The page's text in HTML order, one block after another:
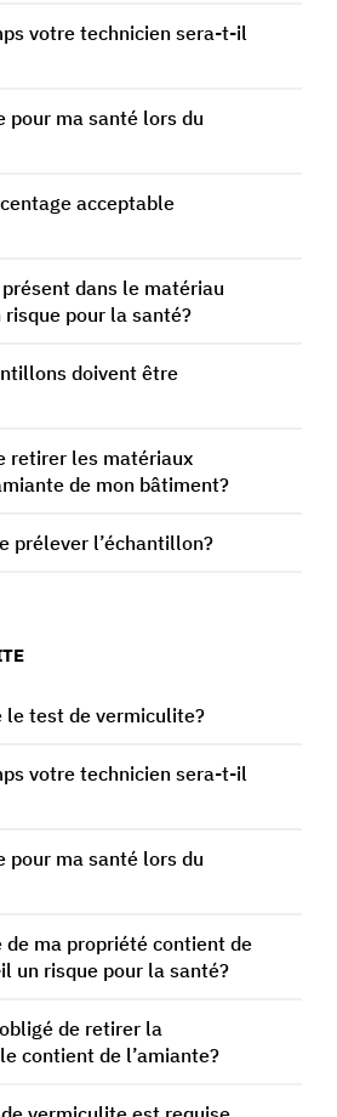
votre technicien sera-t-il
pour ma santé lors du
acceptable
dans le matériau
pour la santé?
doivent être
retirer les matériaux
de mon bâtiment?
prélever l’échantillon?
le test de vermiculite?
votre technicien sera-t-il
pour ma santé lors du
ma propriété contient de
un risque pour la santé?
de retirer la
contient de l’amiante?